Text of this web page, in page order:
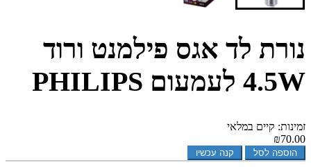
נורת לד אגס פילמנט ורוד
4.5W לעמעום PHILIPS
זמינות: קיים במלאי
₪70.00
הוספה לסל קנה עכשיו